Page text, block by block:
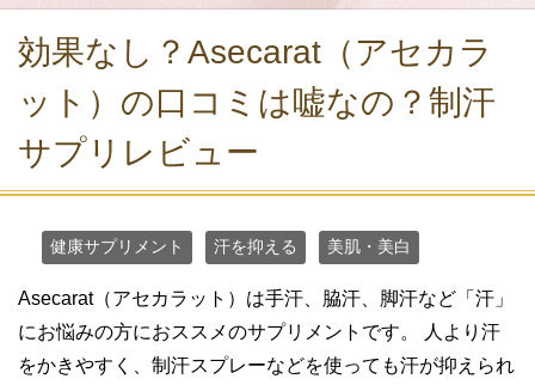
効果なし？Asecarat（アセカラ
ット）の口コミは嘘なの？制汗
サプリレビュー
健康サプリメント 汗を抑える 美肌・美白
Asecarat（アセカラット）は手汗、脇汗、脚汗など「汗」
にお悩みの方におススメのサプリメントです。 人より汗
をかきやすく、制汗スプレーなどを使っても汗が抑えられ